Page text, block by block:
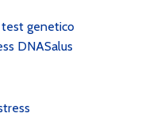
test genetico
DNASalus